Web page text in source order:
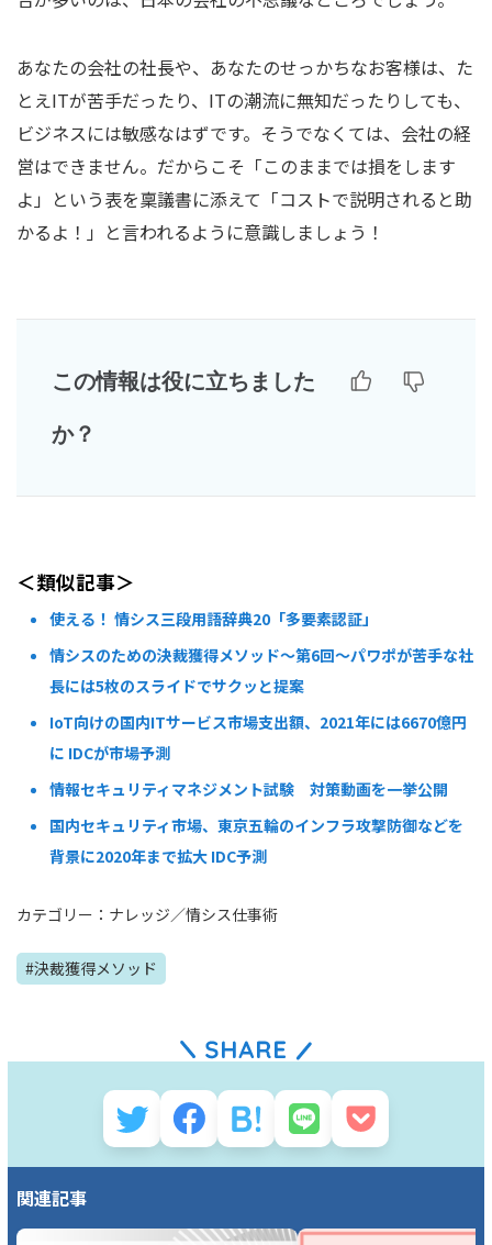
あなたの会社の社長や、あなたのせっかちなお客様は、た
とえITが苦手だったり、ITの潮流に無知だったりしても、
ビジネスには敏感なはずです。そうでなくては、会社の経
営はできません。だからこそ「このままでは損をします
よ」という表を稟議書に添えて「コストで説明されると助
かるよ！」と言われるように意識しましょう！
この情報は役に立ちました
か？
＜類似記事＞
使える！ 情シス三段用語辞典20「多要素認証」
情シスのための決裁獲得メソッド～第6回～パワポが苦手な社
長には5枚のスライドでサクッと提案
IoT向けの国内ITサービス市場支出額、2021年には6670億円
に IDCが市場予測
情報セキュリティマネジメント試験 対策動画を一挙公開
国内セキュリティ市場、東京五輪のインフラ攻撃防御などを
背景に2020年まで拡大 IDC予測
カテゴリー： ナレッジ／情シス仕事術
#決裁獲得メソッド
関連記事